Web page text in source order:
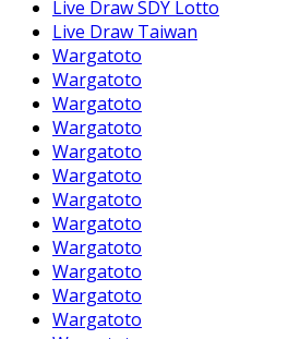
Live Draw SDY Lotto
Live Draw Taiwan
Wargatoto
Wargatoto
Wargatoto
Wargatoto
Wargatoto
Wargatoto
Wargatoto
Wargatoto
Wargatoto
Wargatoto
Wargatoto
Wargatoto